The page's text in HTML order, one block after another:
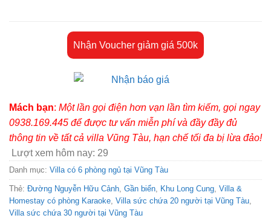
Nhận Voucher giảm giá 500k
Mách bạn: Một lần gọi điện hơn vạn lần tìm kiếm, gọi ngay
0938.169.445 để được tư vấn miễn phí và đầy đầy đủ
thông tin về tất cả villa Vũng Tàu, hạn chế tối đa bị lừa đảo!
Lượt xem hôm nay: 29
Danh mục: Villa có 6 phòng ngủ tại Vũng Tàu
Thẻ: Đường Nguyễn Hữu Cảnh Gần biển Khu Long Cung Villa &
Homestay có phòng Karaoke Villa sức chứa 20 người tại Vũng Tàu
Villa sức chứa 30 người tại Vũng Tàu